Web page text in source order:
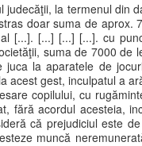
judecăţii, la termenul din
doar suma de
[...]. [...] [...] [...]. cu
suma de 7000
la aparatele de
acest gest, inculpatul a
copilului, cu
fără acordul acesteia,
că prejudiciul este
muncă